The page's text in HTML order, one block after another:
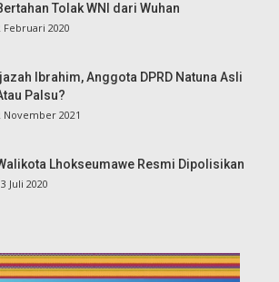
Tolak WNI dari Wuhan
Februari 2020
Ijazah Ibrahim, Anggota DPRD Natuna Asli
Palsu?
November 2021
Lhokseumawe Resmi Dipolisikan
Juli 2020